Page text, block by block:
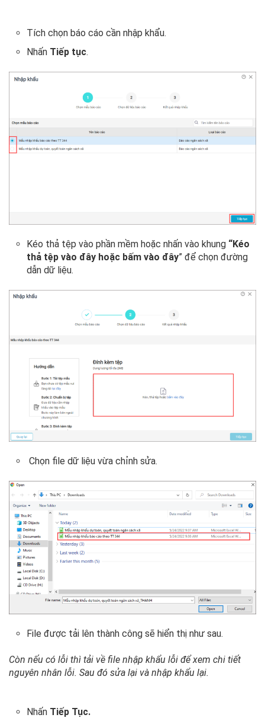
Tích chọn báo cáo cần nhập khẩu.
Nhấn Tiếp tục.
Kéo thả tệp vào phần mềm hoặc nhấn vào khung “Kéo
thả tệp vào đây hoặc bấm vào đây” để chọn đường
dẫn dữ liệu.
Chọn file dữ liệu vừa chỉnh sửa.
File được tải lên thành công sẽ hiển thị như sau.
Còn nếu có lỗi thì tải về file nhập khẩu lỗi để xem chi tiết
nguyên nhân lỗi. Sau đó sửa lại và nhập khẩu lại.
Nhấn Tiếp Tục.